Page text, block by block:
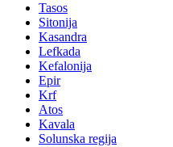
Tasos
Sitonija
Kasandra
Lefkada
Kefalonija
Epir
Krf
Atos
Kavala
Solunska regija